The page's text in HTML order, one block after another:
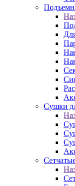
Сушки